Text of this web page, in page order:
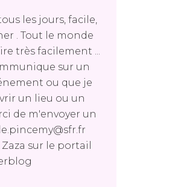
les jours, facile,
. Tout le monde
très facilement ...
sur un
ou que je
un lieu ou un
de m'envoyer un
Zaza sur le portail